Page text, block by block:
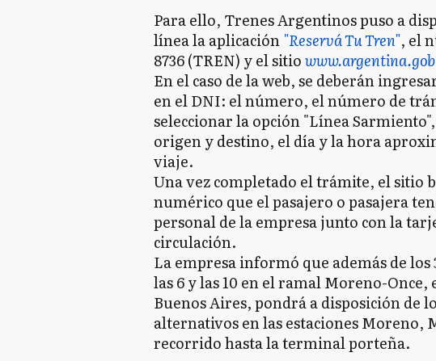
Para ello, Trenes Argentinos puso a
línea la aplicación "Reservá Tu Tren", el
8736 (TREN) y el sitio
En el caso de la web, se deberán
en el DNI: el número, el número de
seleccionar la opción "Línea
origen y destino, el día y la hora
viaje.
Una vez completado el trámite, el sitio
numérico que el pasajero o pasajera
personal de la empresa junto con la
circulación.
La empresa informó que además de
las 6 y las 10 en el ramal Moreno-Once,
Buenos Aires, pondrá a disposición de
alternativos en las estaciones
recorrido hasta la terminal porteña.